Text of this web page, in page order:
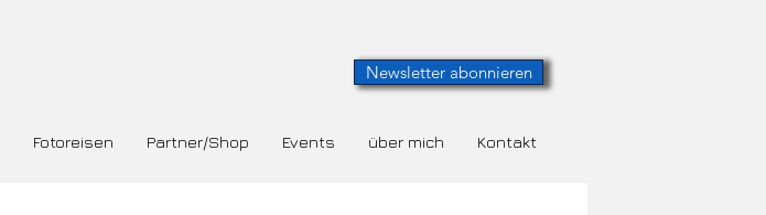
Newsletter abonnieren
Fotoreisen Partner/Shop Events über mich Kontakt